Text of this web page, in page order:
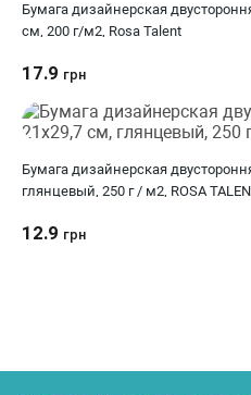
Бумага дизайнерская
см, 200 г/м2, Rosa Talent
17.9 грн
Бумага дизайнерская
глянцевый, 250 г / м2, ROSA
12.9 грн